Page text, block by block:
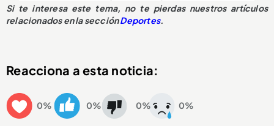
Si te interesa este tema, no te pierdas nuestros artículos
relacionados en la secciónDeportes.
Reacciona a esta noticia:
0% 0% 0% 0%